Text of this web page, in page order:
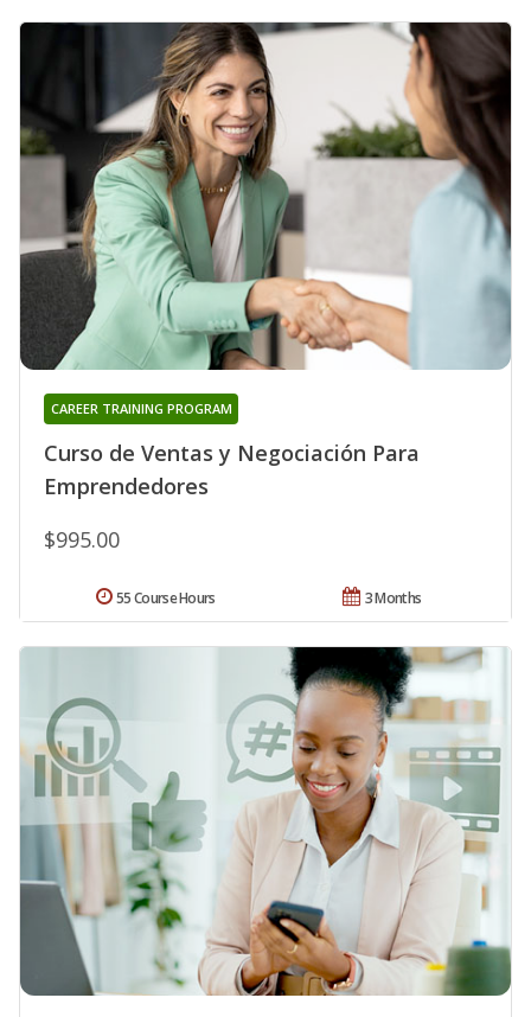
Curso de Ventas y Negociación Para
Emprendedores
CAREER TRAINING PROGRAM
$995.00
3 Months
55 Course Hours